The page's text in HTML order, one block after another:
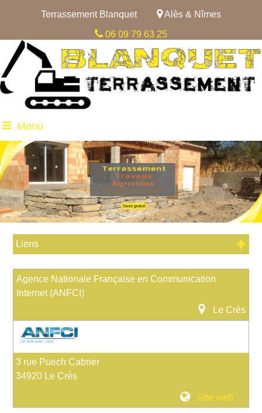
Terrassement Blanquet
Alès & Nîmes
06 09 79 63 25
Menu
Devis gratuit
Liens
Agence Nationale Française en Communication
Internet (ANFCI)
Le Crès
3 rue Puech Cabrier
34920 Le Crès
Site web